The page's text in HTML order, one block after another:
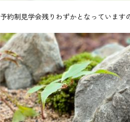
予約制見学会残りわずかとなっています